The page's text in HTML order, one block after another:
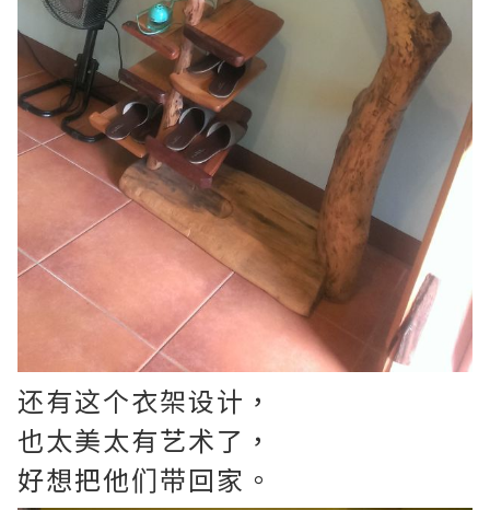
还有这个衣架设计，
也太美太有艺术了，
好想把他们带回家。